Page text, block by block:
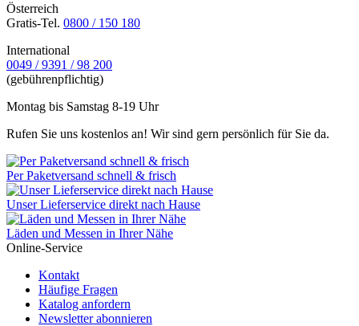
Österreich
Gratis-Tel. 0800 / 150 180
International
0049 / 9391 / 98 200
(gebührenpflichtig)
Montag bis Samstag 8-19 Uhr
Rufen Sie uns kostenlos an! Wir sind gern persönlich für Sie da.
Per Paketversand schnell & frisch
Unser Lieferservice direkt nach Hause
Läden und Messen in Ihrer Nähe
Online-Service
Kontakt
Häufige Fragen
Katalog anfordern
Newsletter abonnieren